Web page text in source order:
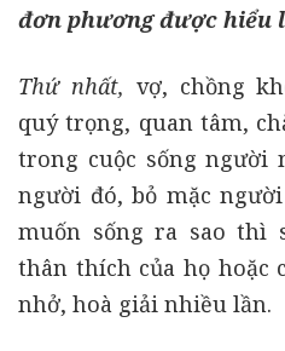
đơn phương được hiểu
Thứ nhất, vợ, chồng
quý trọng, quan tâm,
trong cuộc sống người
người đó, bỏ mặc
muốn sống ra sao thì
thân thích của họ hoặc
nhở, hoà giải nhiều lần.